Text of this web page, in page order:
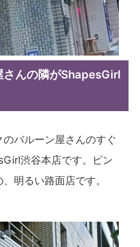
んの隣がShapesGirl
バルーン屋さんのすぐ
渋谷本店です。ピン
明るい路面店です。